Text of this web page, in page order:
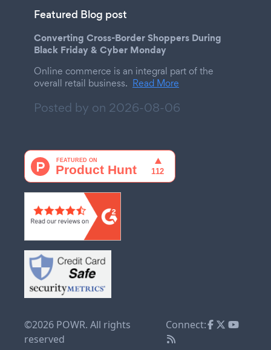
Featured Blog post
Converting Cross-Border Shoppers During
Black Friday & Cyber Monday
Online commerce is an integral part of the
overall retail business. Read More
Posted by on 2026-08-06
©2026 POWR. All rights
reserved
Connect: